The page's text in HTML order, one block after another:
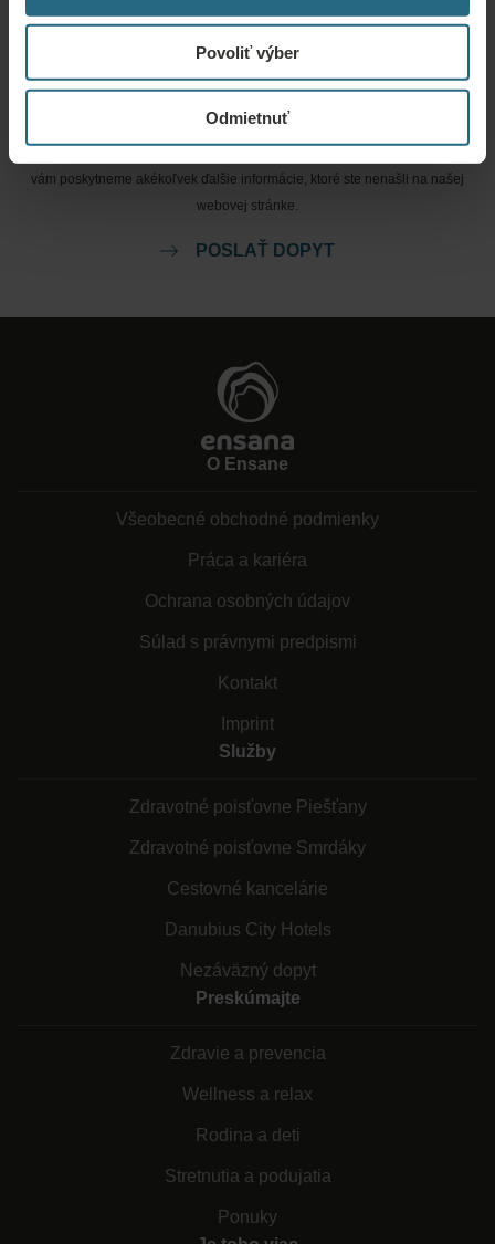
Povoliť výber
Odmietnuť
Dopyty
vám poskytneme akékoľvek ďalšie informácie, ktoré ste nenašli na našej
webovej stránke.
POSLAŤ DOPYT
O Ensane
Všeobecné obchodné podmienky
Práca a kariéra
Ochrana osobných údajov
Súlad s právnymi predpismi
Kontakt
Imprint
Služby
Zdravotné poisťovne Piešťany
Zdravotné poisťovne Smrdáky
Cestovné kancelárie
Danubius City Hotels
Nezáväzný dopyt
Preskúmajte
Zdravie a prevencia
Wellness a relax
Rodina a deti
Stretnutia a podujatia
Ponuky